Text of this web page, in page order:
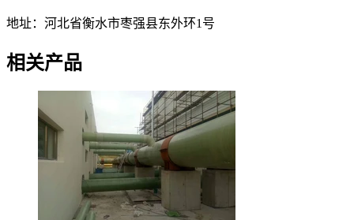
地址：河北省衡水市枣强县东外环1号
相关产品